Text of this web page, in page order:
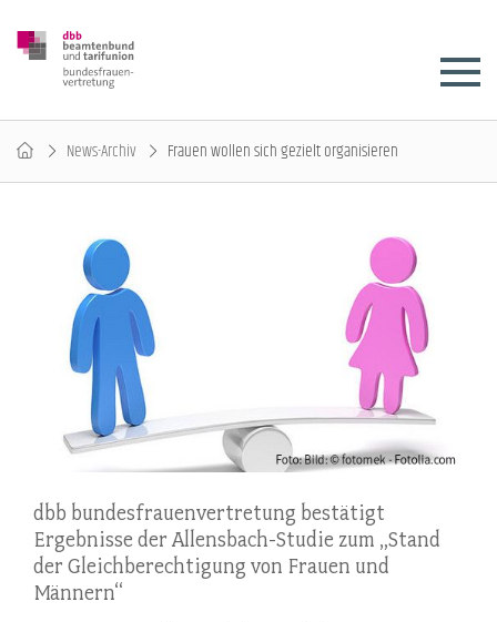
News-Archiv Frauen wollen sich gezielt organisieren
dbb bundesfrauenvertretung bestätigt
Ergebnisse der Allensbach-Studie zum „Stand
der Gleichberechtigung von Frauen und
Männern“